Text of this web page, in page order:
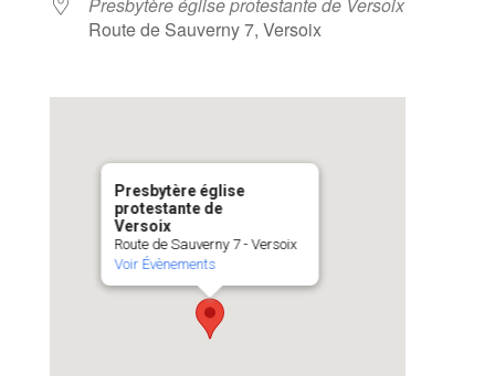
Route de Sauverny 7, Versoix
Presbytère église
protestante de
Versoix
Route de Sauverny 7 - Versoix
Voir Évènements